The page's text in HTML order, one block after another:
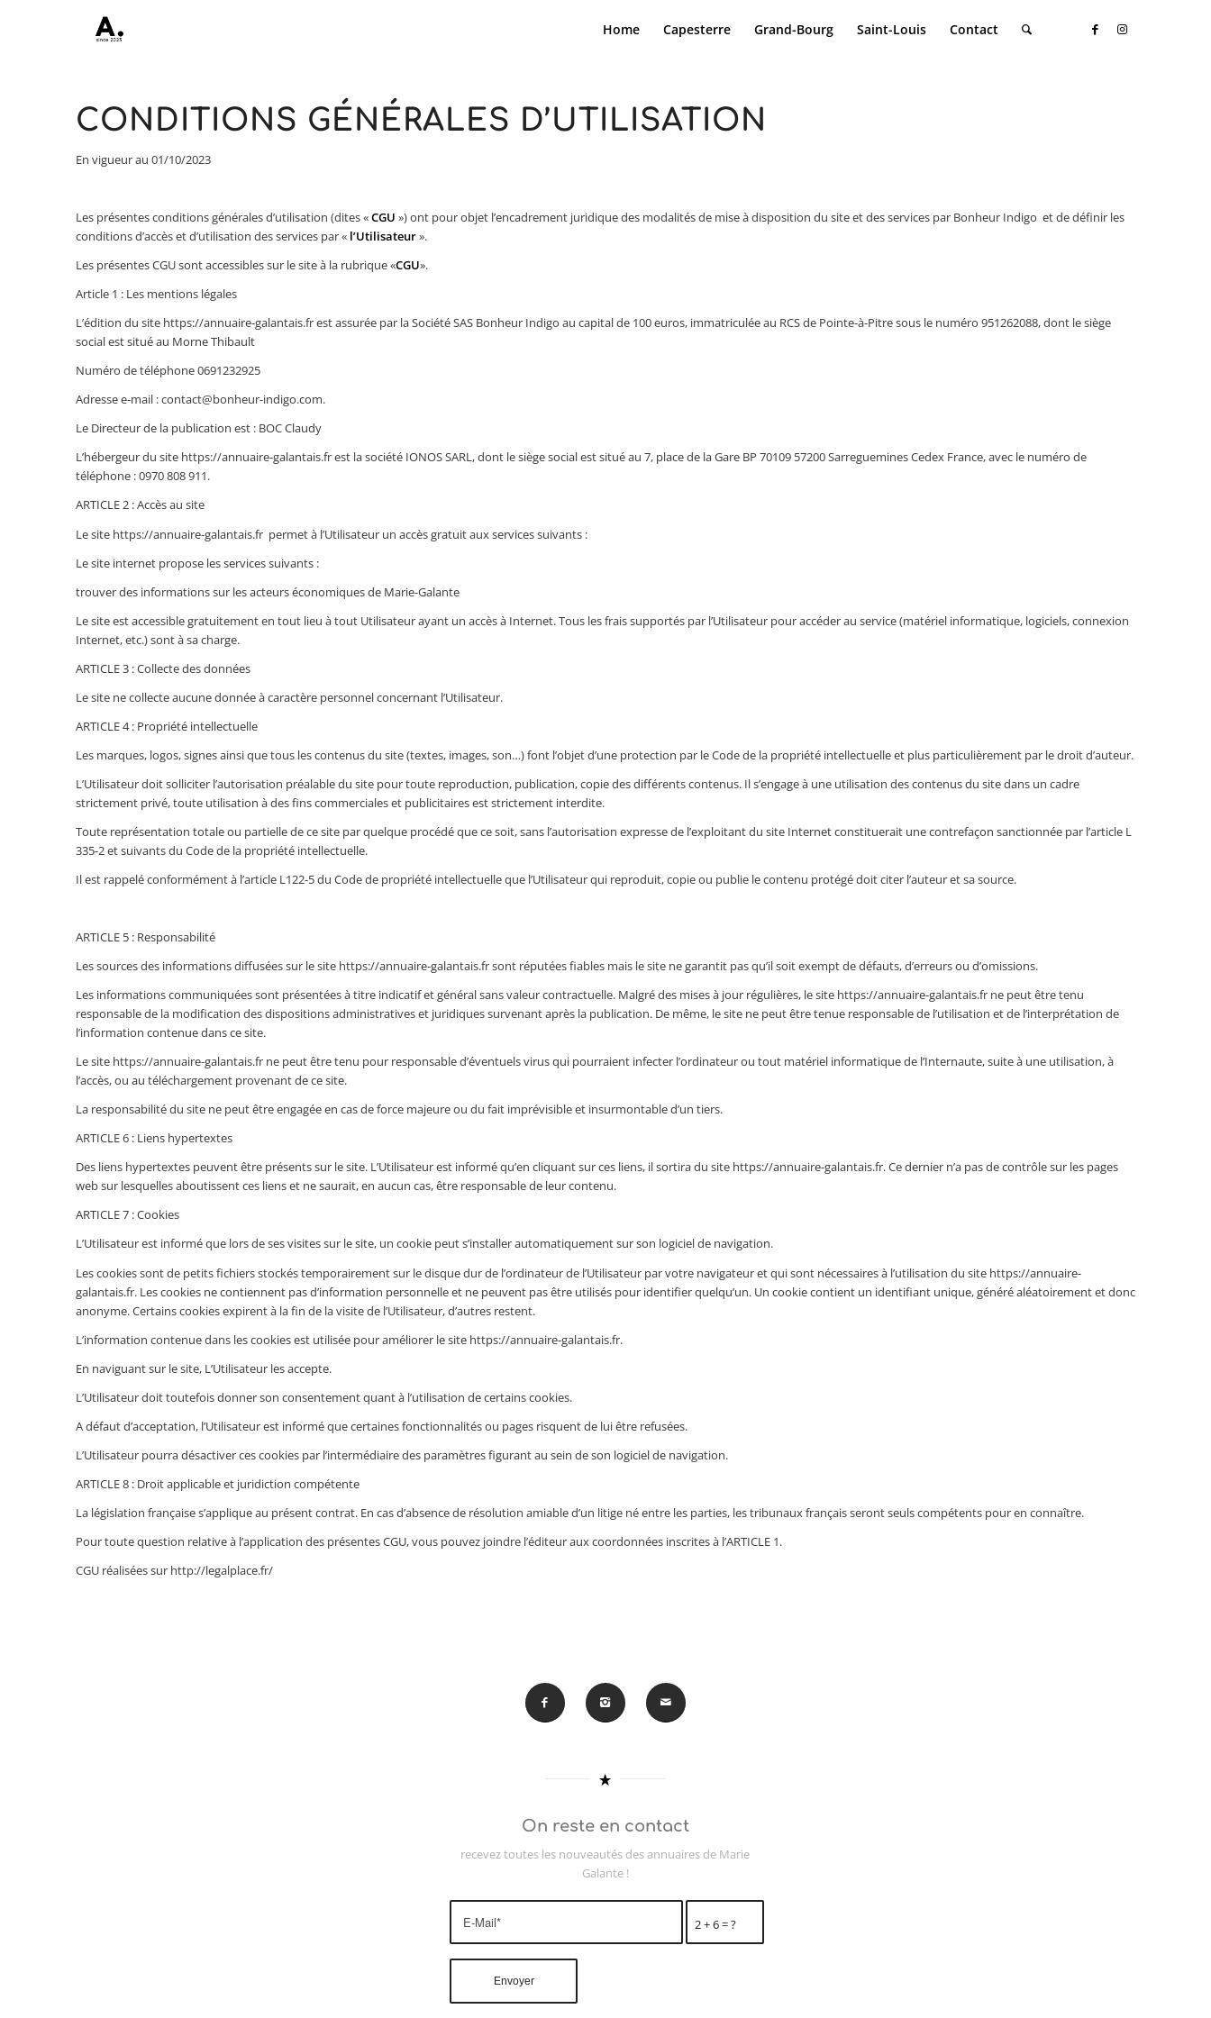
Home Capesterre Grand-Bourg Saint-Louis Contact
CONDITIONS GÉNÉRALES D’UTILISATION
En vigueur au 01/10/2023
Les présentes conditions générales d’utilisation (dites «CGU ») ont pour objet l’encadrement juridique des modalités de mise à disposition du site et des services par Bonheur Indigo et de définir les
conditions d’accès et d’utilisation des services par « l’Utilisateur».
Les présentes CGU sont accessibles sur le site à la rubrique «CGU».
Article 1 : Les mentions légales
L’édition du site https://annuaire-galantais.fr est assurée par la Société SAS Bonheur Indigo au capital de 100 euros, immatriculée au RCS de Pointe-à-Pitre sous le numéro 951262088, dont le siège
social est situé au Morne Thibault
Numéro de téléphone 0691232925
Adresse e-mail : contact@bonheur-indigo.com.
Le Directeur de la publication est : BOC Claudy
L’hébergeur du site https://annuaire-galantais.fr est la société IONOS SARL, dont le siège social est situé au 7, place de la Gare BP 70109 57200 Sarreguemines Cedex France, avec le numéro de
téléphone : 0970 808 911.
ARTICLE 2 : Accès au site
Le site https://annuaire-galantais.fr permet à l’Utilisateur un accès gratuit aux services suivants :
Le site internet propose les services suivants :
trouver des informations sur les acteurs économiques de Marie-Galante
Le site est accessible gratuitement en tout lieu à tout Utilisateur ayant un accès à Internet. Tous les frais supportés par l’Utilisateur pour accéder au service (matériel informatique, logiciels, connexion
Internet, etc.) sont à sa charge.
ARTICLE 3 : Collecte des données
Le site ne collecte aucune donnée à caractère personnel concernant l’Utilisateur.
ARTICLE 4 : Propriété intellectuelle
Les marques, logos, signes ainsi que tous les contenus du site (textes, images, son…) font l’objet d’une protection par le Code de la propriété intellectuelle et plus particulièrement par le droit d’auteur.
L’Utilisateur doit solliciter l’autorisation préalable du site pour toute reproduction, publication, copie des différents contenus. Il s’engage à une utilisation des contenus du site dans un cadre
strictement privé, toute utilisation à des fins commerciales et publicitaires est strictement interdite.
Toute représentation totale ou partielle de ce site par quelque procédé que ce soit, sans l’autorisation expresse de l’exploitant du site Internet constituerait une contrefaçon sanctionnée par l’article L
335-2 et suivants du Code de la propriété intellectuelle.
Il est rappelé conformément à l’article L122-5 du Code de propriété intellectuelle que l’Utilisateur qui reproduit, copie ou publie le contenu protégé doit citer l’auteur et sa source.
ARTICLE 5 : Responsabilité
Les sources des informations diffusées sur le site https://annuaire-galantais.fr sont réputées fiables mais le site ne garantit pas qu’il soit exempt de défauts, d’erreurs ou d’omissions.
Les informations communiquées sont présentées à titre indicatif et général sans valeur contractuelle. Malgré des mises à jour régulières, le site https://annuaire-galantais.fr ne peut être tenu
responsable de la modification des dispositions administratives et juridiques survenant après la publication. De même, le site ne peut être tenue responsable de l’utilisation et de l’interprétation de
l’information contenue dans ce site.
Le site https://annuaire-galantais.fr ne peut être tenu pour responsable d’éventuels virus qui pourraient infecter l’ordinateur ou tout matériel informatique de l’Internaute, suite à une utilisation, à
l’accès, ou au téléchargement provenant de ce site.
La responsabilité du site ne peut être engagée en cas de force majeure ou du fait imprévisible et insurmontable d’un tiers.
ARTICLE 6 : Liens hypertextes
Des liens hypertextes peuvent être présents sur le site. L’Utilisateur est informé qu’en cliquant sur ces liens, il sortira du site https://annuaire-galantais.fr. Ce dernier n’a pas de contrôle sur les pages
web sur lesquelles aboutissent ces liens et ne saurait, en aucun cas, être responsable de leur contenu.
ARTICLE 7 : Cookies
L’Utilisateur est informé que lors de ses visites sur le site, un cookie peut s’installer automatiquement sur son logiciel de navigation.
Les cookies sont de petits fichiers stockés temporairement sur le disque dur de l’ordinateur de l’Utilisateur par votre navigateur et qui sont nécessaires à l’utilisation du site https://annuaire-
galantais.fr. Les cookies ne contiennent pas d’information personnelle et ne peuvent pas être utilisés pour identifier quelqu’un. Un cookie contient un identifiant unique, généré aléatoirement et donc
anonyme. Certains cookies expirent à la fin de la visite de l’Utilisateur, d’autres restent.
L’information contenue dans les cookies est utilisée pour améliorer le site https://annuaire-galantais.fr.
En naviguant sur le site, L’Utilisateur les accepte.
L’Utilisateur doit toutefois donner son consentement quant à l’utilisation de certains cookies.
A défaut d’acceptation, l’Utilisateur est informé que certaines fonctionnalités ou pages risquent de lui être refusées.
L’Utilisateur pourra désactiver ces cookies par l’intermédiaire des paramètres figurant au sein de son logiciel de navigation.
ARTICLE 8 : Droit applicable et juridiction compétente
La législation française s’applique au présent contrat. En cas d’absence de résolution amiable d’un litige né entre les parties, les tribunaux français seront seuls compétents pour en connaître.
Pour toute question relative à l’application des présentes CGU, vous pouvez joindre l’éditeur aux coordonnées inscrites à l’ARTICLE 1.
CGU réalisées sur http://legalplace.fr/
On reste en contact
recevez toutes les nouveautés des annuaires de Marie
Galante !
2 + 6 = ?